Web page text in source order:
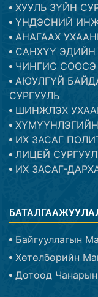
ХУУЛЬ ЗҮЙН
ҮНДЭСНИЙ
АНАГААХ
САНХҮҮ ЭДИЙН
ЧИНГИС СООСЭ
АЮУЛГҮЙ
СУРГУУЛЬ
ШИНЖЛЭХ
ИХ ЗАСАГ
ЛИЦЕЙ
ИХ ЗАСАГ-
Байгууллагын
Хөтөлбөрийн
Дотоод Чанарын